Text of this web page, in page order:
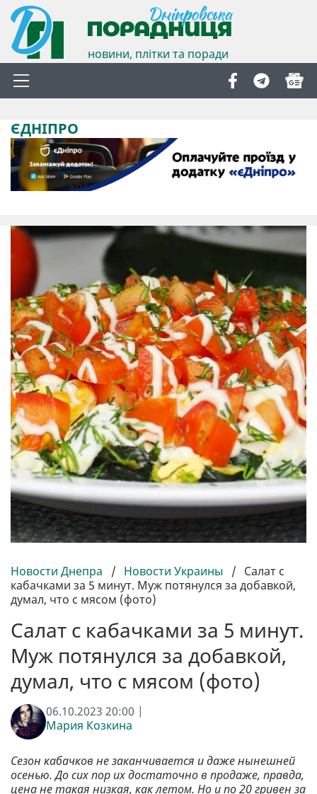
новини, плітки та поради
ЄДНІПРО
Новости Днепра / Новости Украины / Салат с
кабачками за 5 минут. Муж потянулся за добавкой,
думал, что с мясом (фото)
Салат с кабачками за 5 минут.
Муж потянулся за добавкой,
думал, что с мясом (фото)
06.10.2023 20:00 |
Мария Козкина
Сезон кабачков не заканчивается и даже нынешней
осенью. До сих пор их достаточно в продаже, правда,
цена не такая низкая, как летом. Но и по 20 гривен за